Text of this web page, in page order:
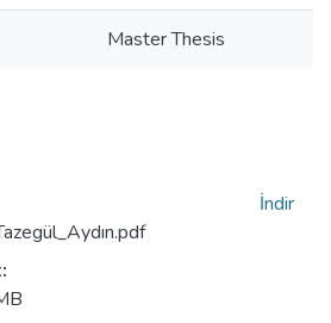
Master Thesis
İndir